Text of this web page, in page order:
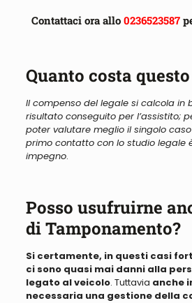
Contattaci ora allo0236523587
Quanto costa
Il compenso del legale si calcola in
risultato conseguito per l’assistito;
poter valutare meglio il singolo
primo contatto con lo studio legale
impegno.
Posso usufruirne
di Tamponamento?
Si certamente, in questi casi
ci sono quasi mai danni alla
legato al veicolo. Tuttavia anche
necessaria una gestione della